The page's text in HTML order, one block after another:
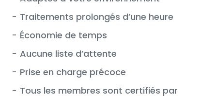
- Traitements prolongés d’une heure
- Économie de temps
- Aucune liste d’attente
- Prise en charge précoce
- Tous les membres sont certifiés par